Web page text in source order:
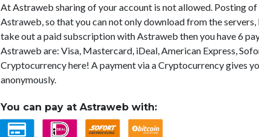
At Astraweb sharing of your account is not allowed. Posting
Astraweb, so that you can not only download from the
take out a paid subscription with Astraweb then you have 6
Astraweb are: Visa, Mastercard, iDeal, American Express,
Cryptocurrency here! A payment via a Cryptocurrency gives
anonymously.
You can pay at Astraweb with: